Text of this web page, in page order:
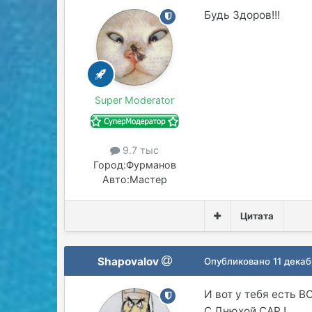
Super Moderator
9.7 тыс
Город:Фурманов
Авто:Мастер
Будь Здоров!!!
Цитата
Shapovalov Опубликовано11
И вот у тебя есть